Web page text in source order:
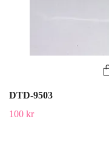
DTD-9503
100 kr